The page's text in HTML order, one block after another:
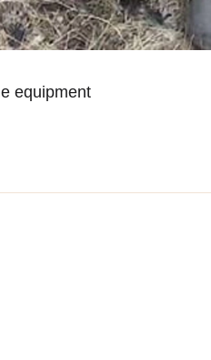
equipment